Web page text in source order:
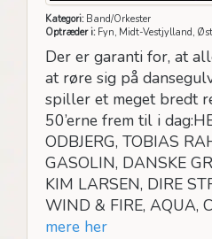
Kategori:Band/Orkester
Optræder i:Fyn, Midt-Vestjylland,
Der er garanti for, at
at røre sig på
spiller et meget bredt
50’erne frem til i
ODBJERG, TOBIAS
GASOLIN, DANSKE
KIM LARSEN, DIRE
WIND & FIRE, AQUA,
mere her